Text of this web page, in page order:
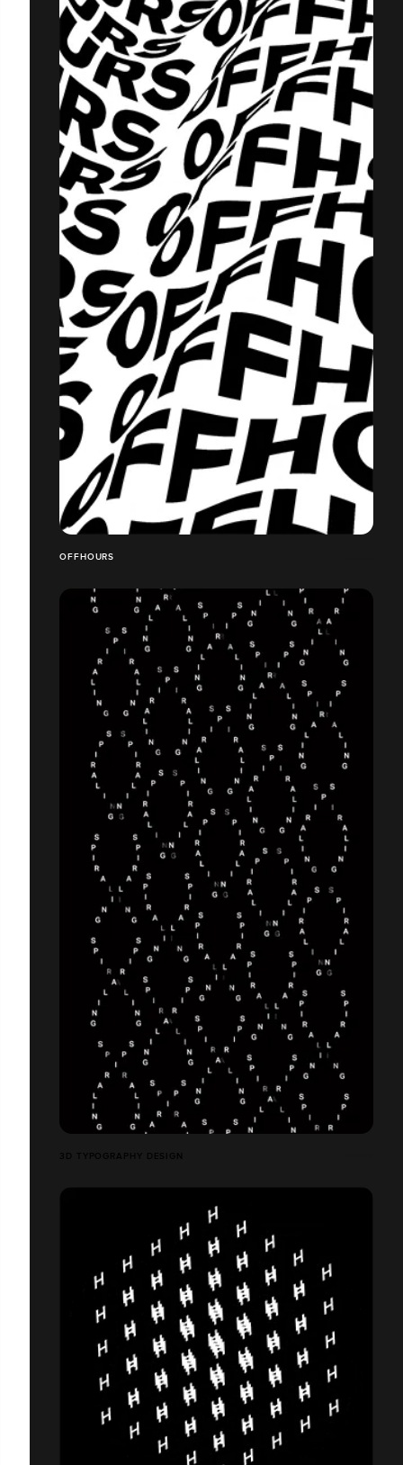
OFFHOURS
3D TYPOGRAPHY DESIGN